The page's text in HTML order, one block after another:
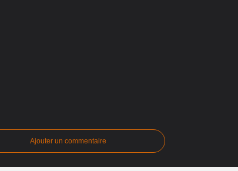
Ajouter un commentaire